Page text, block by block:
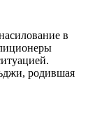
в
родившая